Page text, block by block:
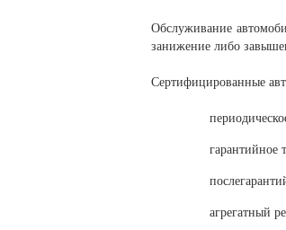
Обслуживание
занижение либо
Сертифицированные
гарантийное
агрегатный